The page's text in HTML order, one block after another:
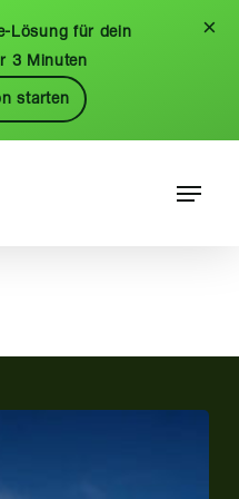
Lösung für dein
3 Minuten
starten
×